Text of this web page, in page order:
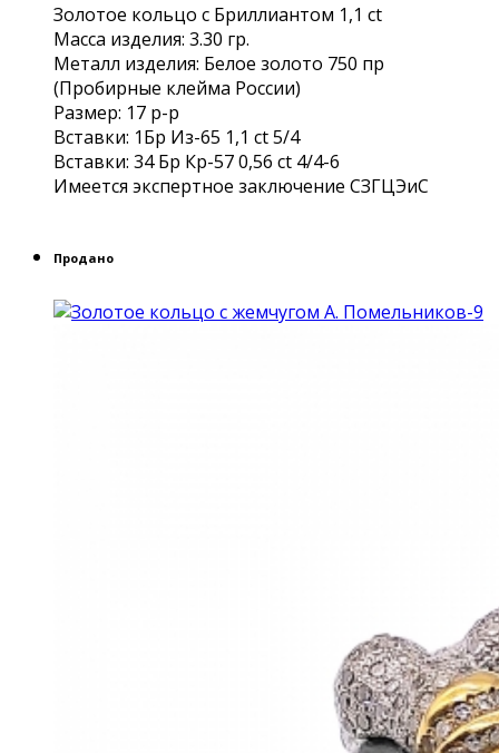
Золотое кольцо с Бриллиантом 1,1 ct
Масса изделия: 3.30 гр.
Металл изделия: Белое золото 750 пр
(Пробирные клейма России)
Размер: 17 р-р
Вставки: 1Бр Из-65 1,1 ct 5/4
Вставки: 34 Бр Кр-57 0,56 ct 4/4-6
Имеется экспертное заключение СЗГЦЭиС
Продано